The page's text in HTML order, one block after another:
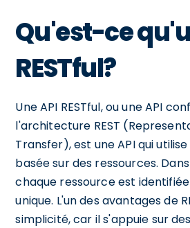
Qu'est-ce
RESTful?
Une API RESTful, ou une API
l'architecture REST
Transfer), est une API qui
basée sur des ressources.
chaque ressource est identifiée
unique. L'un des avantages de
simplicité, car il s'appuie sur